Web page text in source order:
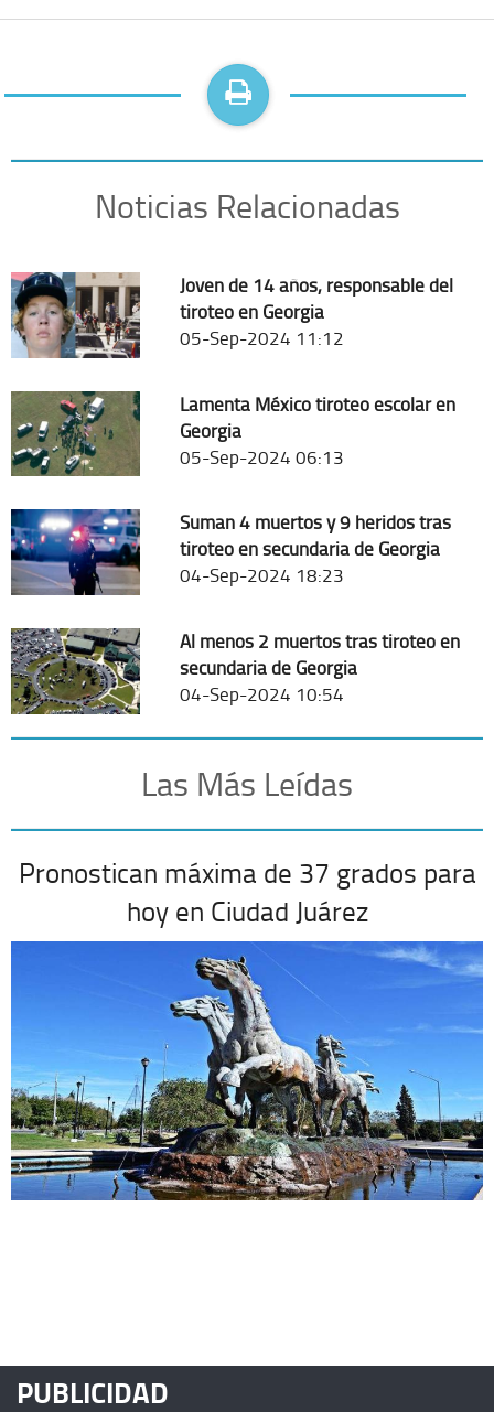
Noticias Relacionadas
Joven de 14 años, responsable del
tiroteo en Georgia
05-Sep-2024 11:12
Lamenta México tiroteo escolar en
Georgia
05-Sep-2024 06:13
Suman 4 muertos y 9 heridos tras
tiroteo en secundaria de Georgia
04-Sep-2024 18:23
Al menos 2 muertos tras tiroteo en
secundaria de Georgia
04-Sep-2024 10:54
Las Más Leídas
Pronostican máxima de 37 grados para
hoy en Ciudad Juárez
PUBLICIDAD